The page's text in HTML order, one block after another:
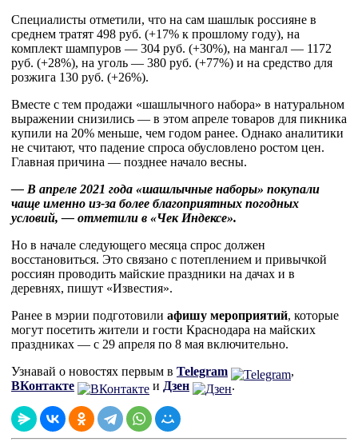
Специалисты отметили, что на сам шашлык россияне в
среднем тратят 498 руб. (+17% к прошлому году), на
комплект шампуров — 304 руб. (+30%), на мангал — 1172
руб. (+28%), на уголь — 380 руб. (+77%) и на средство для
розжига 130 руб. (+26%).
Вместе с тем продажи «шашлычного набора» в натуральном
выражении снизились — в этом апреле товаров для пикника
купили на 20% меньше, чем годом ранее. Однако аналитики
не считают, что падение спроса обусловлено ростом цен.
Главная причина — позднее начало весны.
— В апреле 2021 года «шашлычные наборы» покупали
чаще именно из-за более благоприятных погодных
условий, — отметили в «Чек Индексе».
Но в начале следующего месяца спрос должен
восстановиться. Это связано с потеплением и привычкой
россиян проводить майские праздники на дачах и в
деревнях, пишут «Известия».
Ранее в мэрии подготовили афишу мероприятий, которые
могут посетить жители и гости Краснодара на майских
праздниках — с 29 апреля по 8 мая включительно.
Узнавай о новостях первым в Telegram
,
ВКонтакте
и Дзен .